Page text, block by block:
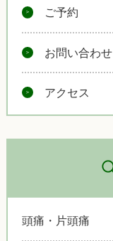
ご予約
お問い合わせ
アクセス
頭痛・片頭痛